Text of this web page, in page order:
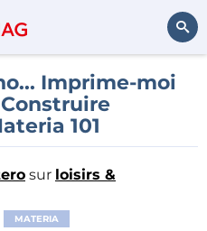
Rechercher
Imprime-moi
101
sur loisirs &
MATERIA